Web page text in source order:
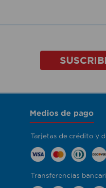
Medios de pago
Tarjetas de crédito y
Transferencias